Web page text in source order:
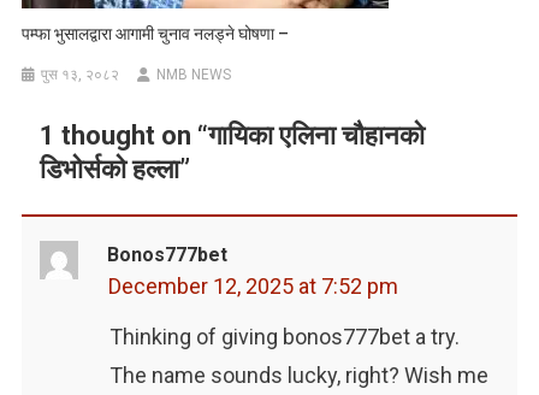
पम्फा भुसालद्वारा आगामी चुनाव नलड्ने घोषणा –
पुस १३, २०८२ NMB NEWS
1 thought on “गायिका एलिना चौहानको
डिभोर्सको हल्ला”
Bonos777bet
December 12, 2025 at 7:52 pm
Thinking of giving bonos777bet a try.
The name sounds lucky, right? Wish me